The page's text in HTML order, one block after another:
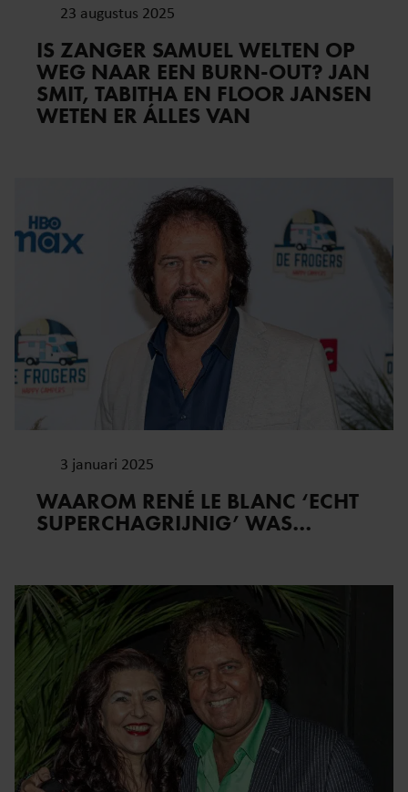
23 augustus 2025
IS ZANGER SAMUEL WELTEN OP
WEG NAAR EEN BURN-OUT? JAN
SMIT, TABITHA EN FLOOR JANSEN
WETEN ER ÁLLES VAN
3 januari 2025
WAAROM RENÉ LE BLANC ‘ECHT
SUPERCHAGRIJNIG’ WAS…